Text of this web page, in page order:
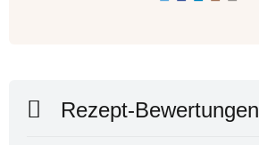
Rezept-Bewertungen